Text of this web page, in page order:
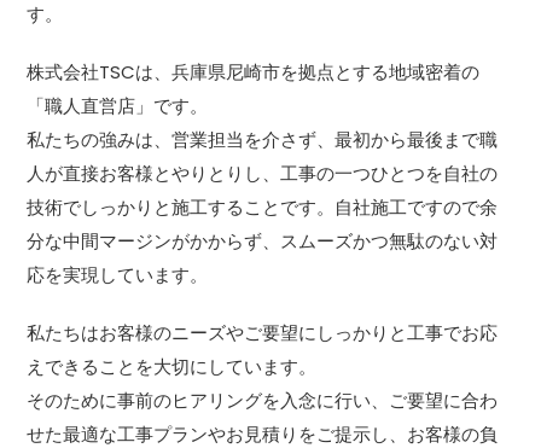
す。
株式会社TSCは、兵庫県尼崎市を拠点とする地域密着の
「職人直営店」です。
私たちの強みは、営業担当を介さず、最初から最後まで職
人が直接お客様とやりとりし、工事の一つひとつを自社の
技術でしっかりと施工することです。自社施工ですので余
分な中間マージンがかからず、スムーズかつ無駄のない対
応を実現しています。
私たちはお客様のニーズやご要望にしっかりと工事でお応
えできることを大切にしています。
そのために事前のヒアリングを入念に行い、ご要望に合わ
せた最適な工事プランやお見積りをご提示し、お客様の負